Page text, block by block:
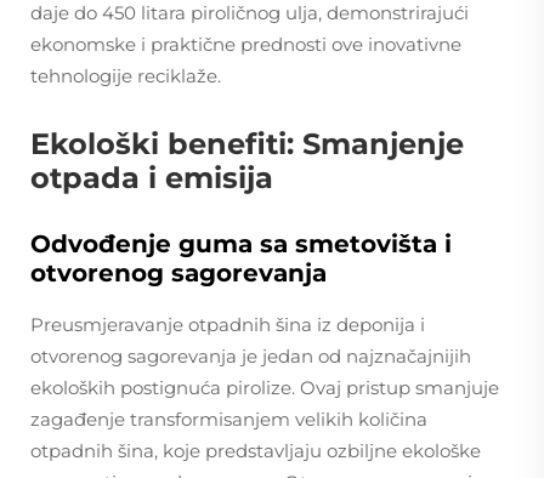
daje do 450 litara piroličnog ulja, demonstrirajući
ekonomske i praktične prednosti ove inovativne
tehnologije reciklaže.
Ekološki benefiti: Smanjenje
otpada i emisija
Odvođenje guma sa smetovišta i
otvorenog sagorevanja
Preusmjeravanje otpadnih šina iz deponija i
otvorenog sagorevanja je jedan od najznačajnijih
ekoloških postignuća pirolize. Ovaj pristup smanjuje
zagađenje transformisanjem velikih količina
otpadnih šina, koje predstavljaju ozbiljne ekološke